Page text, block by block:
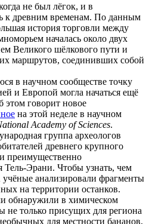
не был лёгок, и в
к древним временам. По данным
история торговли между
началась около двух
Великого шёлкового пути и
маршрутов, соединивших собой
в научном сообществе точку
и Европой могла начаться ещё
этом говорит новое
на этой неделе в научном
Academy of Sciences.
группа археологов
древнего крупного
преимущественно
Тель-Эрани. Чтобы узнать, чем
учёные анализировали фрагменты
на территории останков.
обнаружили в химическом
не только присущих для региона
для местности бананов,